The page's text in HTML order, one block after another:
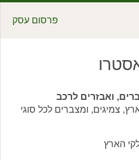
פרסום עסק
ואבזרים לרכב
צמיגים, ומצברים לכל סוגי
הארץ